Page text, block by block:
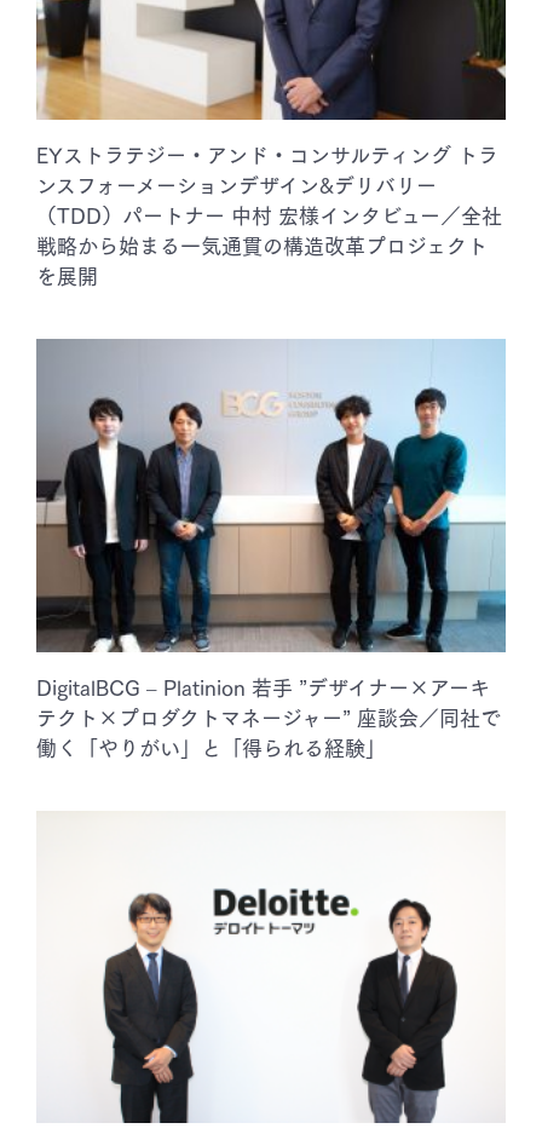
EYストラテジー・アンド・コンサルティング トラ
ンスフォーメーションデザイン&デリバリー
（TDD）パートナー 中村 宏様インタビュー／全社
戦略から始まる一気通貫の構造改革プロジェクト
を展開
DigitalBCG – Platinion 若手 ”デザイナー×アーキ
テクト×プロダクトマネージャー” 座談会／同社で
働く「やりがい」と「得られる経験」